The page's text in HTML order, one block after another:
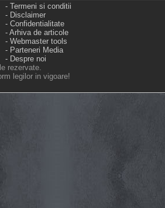
- Termeni si conditii
- Disclaimer
- Confidentialitate
- Arhiva de articole
- Webmaster tools
- Parteneri Media
- Despre noi
rezervate.
legilor in vigoare!